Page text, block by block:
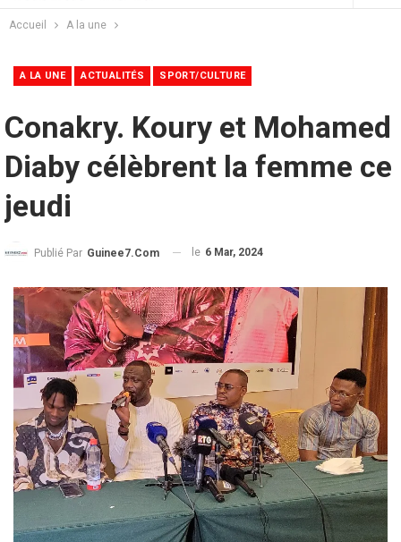
Accueil A la une
A LA UNE ACTUALITÉS SPORT/CULTURE
Conakry. Koury et Mohamed
Diaby célèbrent la femme ce
jeudi
Publié Par Guinee7.com le 6 Mar, 2024